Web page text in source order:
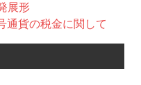
展形
通貨の税金に関して